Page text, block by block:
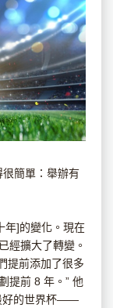
簡單：舉辦有
年]的變化。現在
經擴大了轉變。
提前添加了很多
提前 8 年。” 他
好的世界杯——